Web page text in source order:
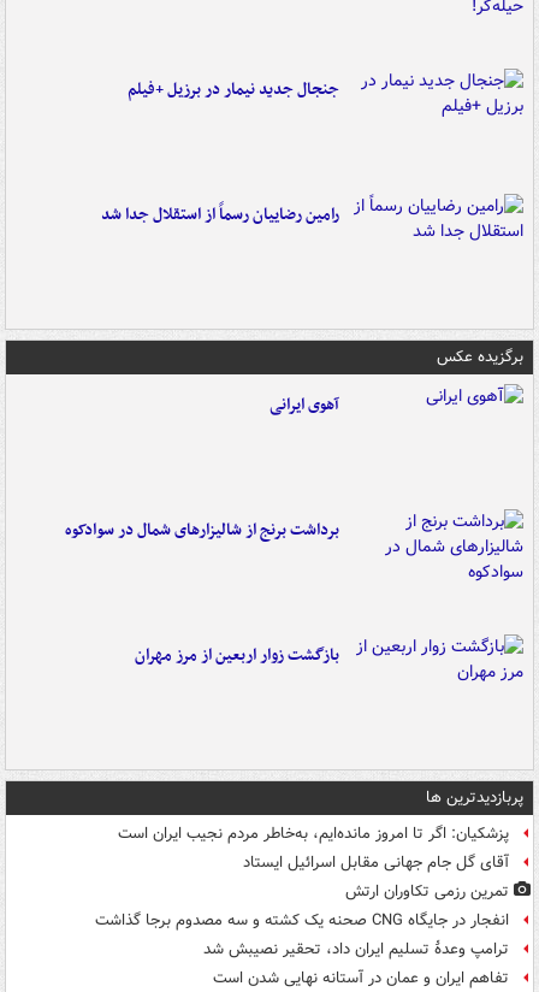
جنجال جدید نیمار در برزیل +فیلم
رامین رضاییان رسماً از استقلال جدا شد
برگزیده عکس
آهوی ایرانی
برداشت برنج از شالیزارهای شمال در سوادکوه
بازگشت زوار اربعین از مرز مهران
پربازدیدترین ها
پزشکیان: اگر تا امروز مانده‌ایم، به‌خاطر مردم نجیب ایران است
آقای گل جام جهانی مقابل اسرائیل ایستاد
تمرین رزمی تکاوران ارتش
انفجار در جایگاه CNG صحنه یک کشته و سه مصدوم برجا گذاشت
ترامپ وعدۀ تسلیم ایران داد، تحقیر نصیبش شد
تفاهم ایران و عمان در آستانه نهایی شدن است